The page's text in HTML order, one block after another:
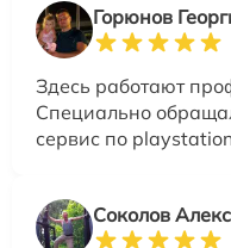
Горюнов
Здесь работают
Специально
сервис по
Соколов